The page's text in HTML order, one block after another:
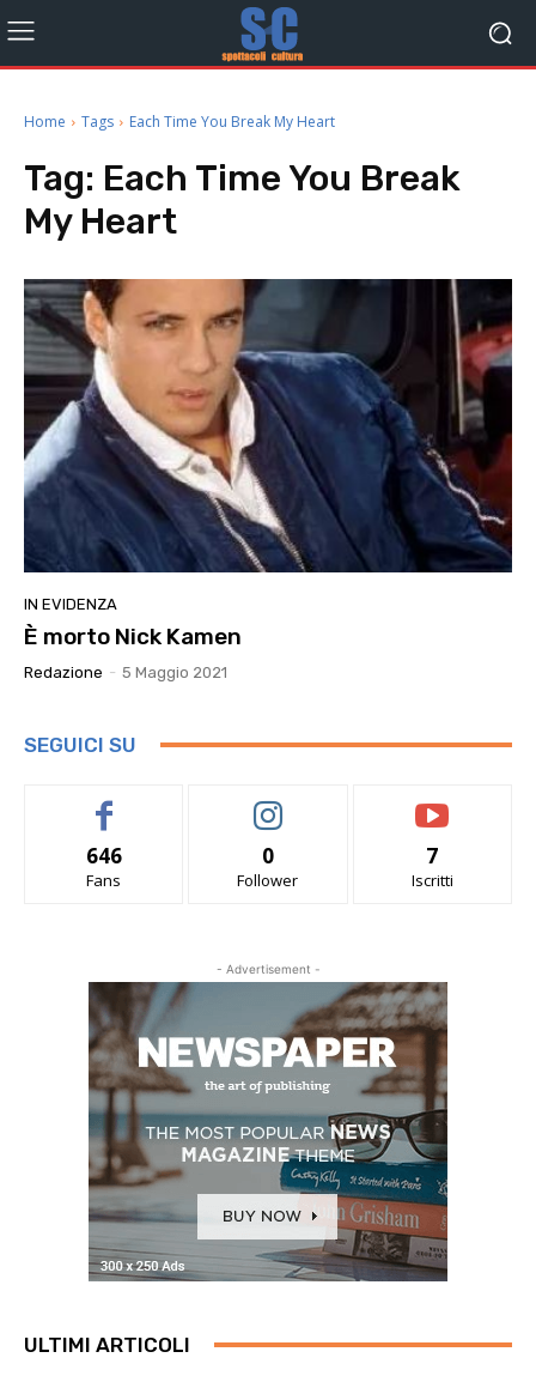
Home Tags Each Time You Break My Heart
Tag: Each Time You Break
My Heart
IN EVIDENZA
È morto Nick Kamen
Redazione - 5 Maggio 2021
SEGUICI SU
646
Fans
0
Follower
7
Iscritti
- Advertisement -
ULTIMI ARTICOLI